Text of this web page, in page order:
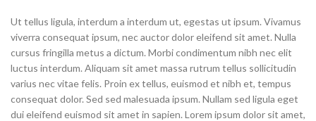
Ut tellus ligula, interdum a interdum ut, egestas ut ipsum. Vivamus
viverra consequat ipsum, nec auctor dolor eleifend sit amet. Nulla
cursus fringilla metus a dictum. Morbi condimentum nibh nec elit
luctus interdum. Aliquam sit amet massa rutrum tellus sollicitudin
varius nec vitae felis. Proin ex tellus, euismod et nibh et, tempus
consequat dolor. Sed sed malesuada ipsum. Nullam sed ligula eget
dui eleifend euismod sit amet in sapien. Lorem ipsum dolor sit amet,